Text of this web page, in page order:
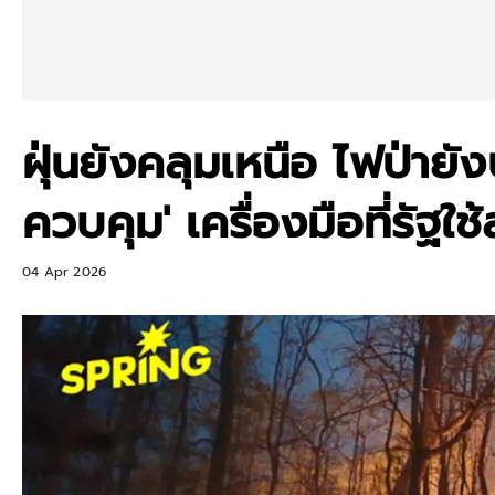
ฝุ่นยังคลุมเหนือ ไฟป่ายัง
ควบคุม' เครื่องมือที่รัฐใ
04 Apr 2026